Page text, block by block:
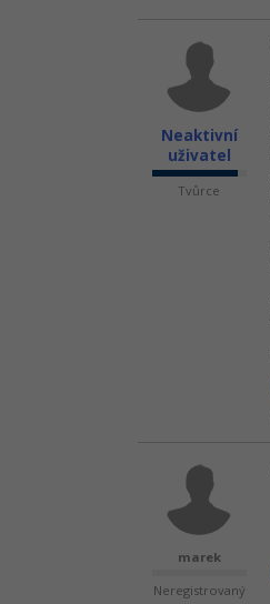
Neaktivní
uživatel
Tvůrce
marek
Neregistrovaný